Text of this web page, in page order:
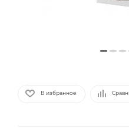
В избранное